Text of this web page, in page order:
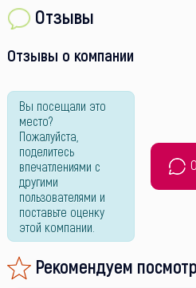
Отзывы
Отзывы о компании
Вы посещали это
место?
Пожалуйста,
поделитесь
впечатлениями с
другими
пользователями и
поставьте оценку
этой компании.
Рекомендуем